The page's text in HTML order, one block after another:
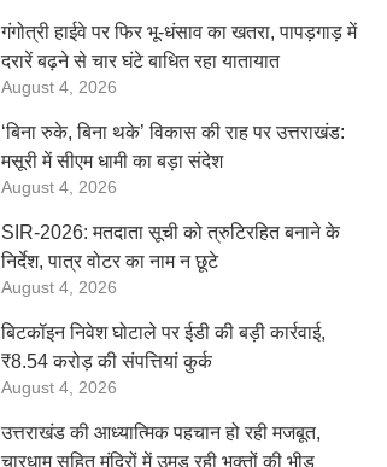
गंगोत्री हाईवे पर फिर भू-धंसाव का खतरा, पापड़गाड़ में
दरारें बढ़ने से चार घंटे बाधित रहा यातायात
August 4, 2026
‘बिना रुके, बिना थके’ विकास की राह पर उत्तराखंड:
मसूरी में सीएम धामी का बड़ा संदेश
August 4, 2026
SIR-2026: मतदाता सूची को त्रुटिरहित बनाने के
निर्देश, पात्र वोटर का नाम न छूटे
August 4, 2026
बिटकॉइन निवेश घोटाले पर ईडी की बड़ी कार्रवाई,
₹8.54 करोड़ की संपत्तियां कुर्क
August 4, 2026
उत्तराखंड की आध्यात्मिक पहचान हो रही मजबूत,
चारधाम सहित मंदिरों में उमड़ रही भक्तों की भीड़